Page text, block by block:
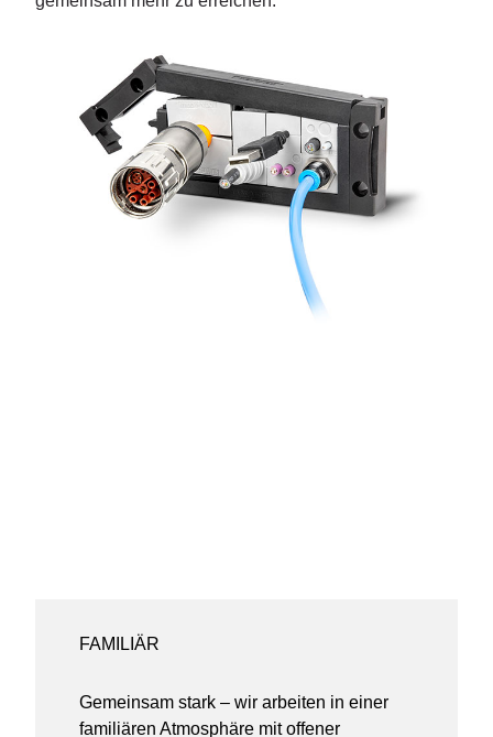
FAMILIÄR
Gemeinsam stark – wir arbeiten in einer
familiären Atmosphäre mit offener